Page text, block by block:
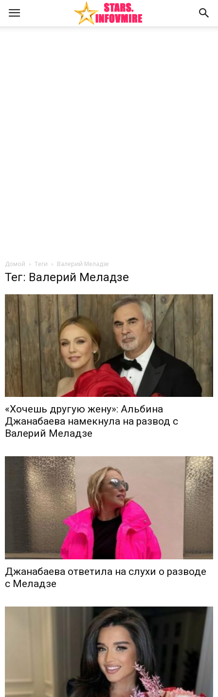
Домой Теги Валерий Меладзе
Тег: Валерий Меладзе
«Хочешь другую жену»: Альбина
Джанабаева намекнула на развод с
Валерий Меладзе
Джанабаева ответила на слухи о разводе
с Меладзе